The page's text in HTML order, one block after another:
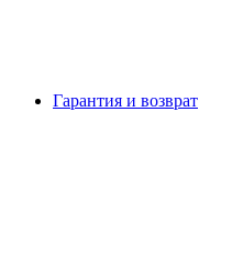
Гарантия и возврат